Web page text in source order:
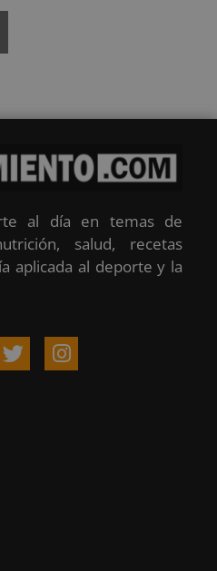
al día en temas de
salud, recetas
aplicada al deporte y la